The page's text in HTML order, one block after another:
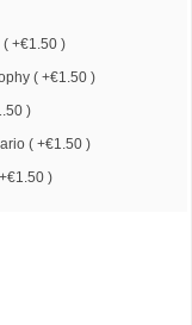
( +€1.50 )
( +€1.50 )
)
( +€1.50 )
)